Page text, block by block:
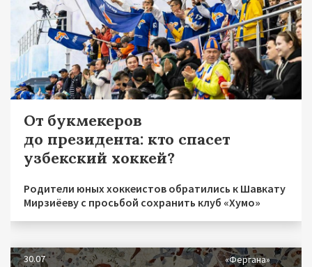
От букмекеров
до президента: кто спасет
узбекский хоккей?
Родители юных хоккеистов обратились к Шавкату
Мирзиёеву с просьбой сохранить клуб «Хумо»
30.07 «Фергана»